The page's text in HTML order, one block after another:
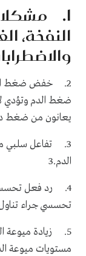
1.
النفخة،
2. خفض ضغط
ضغط الدم وتؤدي
يعانون من ضغط
3. تفاعل سلبي
الدم.3
4. رد فعل
تحسسي جراء تناول
5. زيادة ميوعة
مستويات ميوعة